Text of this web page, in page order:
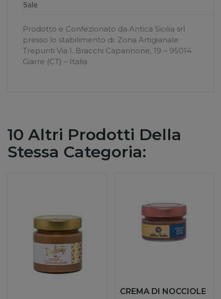
Sale
Prodotto e Confezionato da Antica Sicilia srl
presso lo stabilimento di: Zona Artigianale
Trepunti Via I. Bracchi Capannone, 19 – 95014
Giarre (CT) – Italia
10 Altri Prodotti Della
Stessa Categoria:
CREMA DI NOCCIOLE